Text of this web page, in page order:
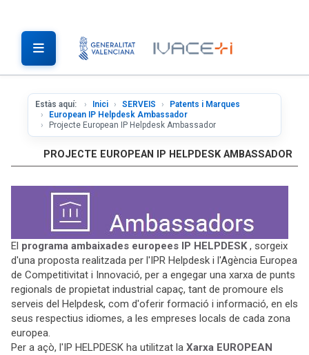
Estàs aquí: Inici SERVEIS
Patents i Marques
European IP Helpdesk Ambassador
Projecte European IP Helpdesk Ambassador
PROJECTE EUROPEAN IP HELPDESK AMBASSADOR
El programa ambaixades europees IP HELPDESK, sorgeix
d'una proposta realitzada per l'IPR Helpdesk i l'Agència Europea
de Competitivitat i Innovació, per a engegar una xarxa de punts
regionals de propietat industrial capaç, tant de promoure els
serveis del Helpdesk, com d'oferir formació i informació, en els
seus respectius idiomes, a les empreses locals de cada zona
europea.
Per a açò, l'IP HELPDESK ha utilitzat la Xarxa EUROPEAN